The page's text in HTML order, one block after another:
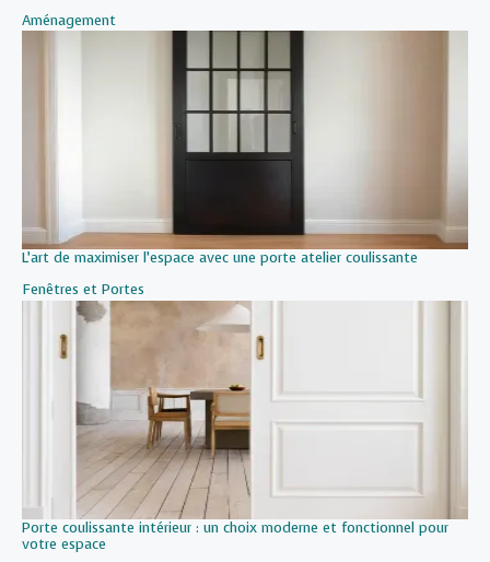
Par rapport à
Aménagement
L’art de maximiser l’espace avec une porte atelier coulissante
Par rapport à
Fenêtres et Portes
Porte coulissante intérieur : un choix moderne et fonctionnel pour
votre espace